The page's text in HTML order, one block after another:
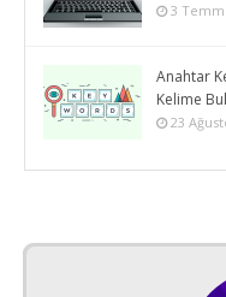
3
Anahtar
Kelime
23